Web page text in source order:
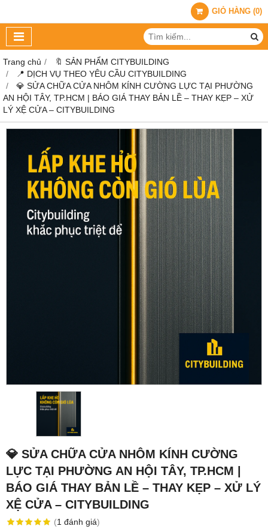
GIỎ HÀNG (0)
Trang chủ
🔖 SẢN PHẨM CITYBUILDING
📍 DỊCH VỤ THEO YÊU CẦU CITYBUILDING
💎 SỬA CHỮA CỬA NHÔM KÍNH CƯỜNG LỰC TẠI PHƯỜNG
AN HỘI TÂY, TP.HCM | BÁO GIÁ THAY BẢN LỀ – THAY KẸP – XỬ
LÝ XỆ CỬA – CITYBUILDING
💎 SỬA CHỮA CỬA NHÔM KÍNH CƯỜNG
LỰC TẠI PHƯỜNG AN HỘI TÂY, TP.HCM |
BÁO GIÁ THAY BẢN LỀ – THAY KẸP – XỬ LÝ
XỆ CỬA – CITYBUILDING
(1 đánh giá)